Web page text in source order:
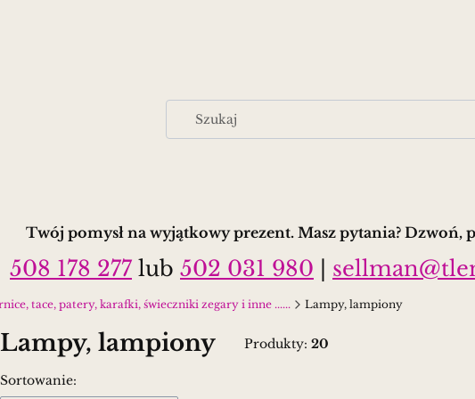
Twój pomysł na wyjątkowy prezent. Masz pytania? Dzwoń,
508 178 277 lub 502 031 980
tace, patery, karafki, świeczniki zegary i inne ...... Lampy, lampiony
Lampy, lampiony Produkty: 20
Lista produktów
Sortowanie: